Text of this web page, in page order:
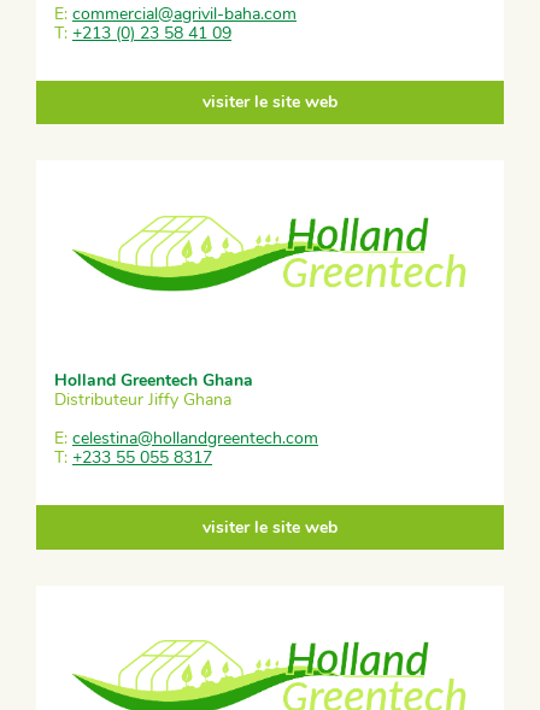
E: commercial@agrivil-baha.com
T: +213 (0) 23 58 41 09
visiter le site web
Holland Greentech Ghana
Distributeur Jiffy Ghana
E: celestina@hollandgreentech.com
T: +233 55 055 8317
visiter le site web